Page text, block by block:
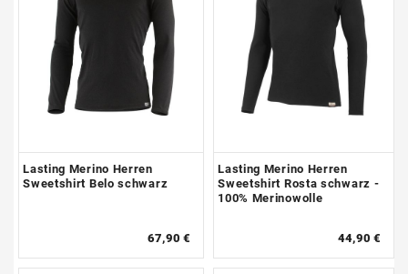
Lasting Merino Herren
Sweetshirt Belo schwarz
67,90 €
Lasting Merino Herren
Sweetshirt Rosta schwarz -
100% Merinowolle
44,90 €